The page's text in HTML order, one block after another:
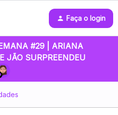
Faça o login
#29 | ARIANA
JÃO SURPREENDEU